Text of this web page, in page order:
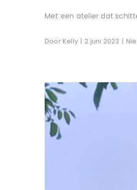
Met een atelier dat
Door Kelly | 2 juni 2023 |